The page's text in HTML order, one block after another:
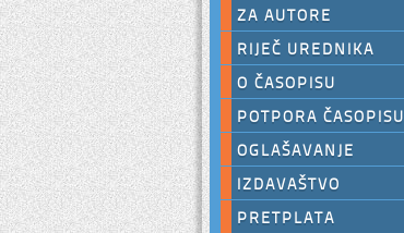
ZA AUTORE
RIJEČ UREDNIKA
O ČASOPISU
POTPORA ČASOPISU
OGLAŠAVANJE
IZDAVAŠTVO
PRETPLATA